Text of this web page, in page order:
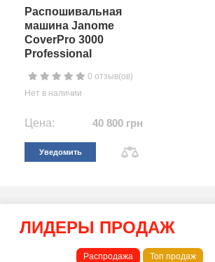
Распошивальная
машина Janome
CoverPro 3000
Professional
0 отзыв(ов)
Нет в наличии
Цена: 40 800 грн
Уведомить
ЛИДЕРЫ ПРОДАЖ
Распродажа Топ продаж